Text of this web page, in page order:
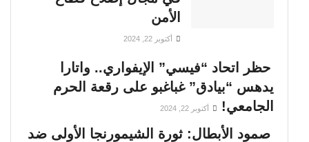
الأمن
أكتوبر 22, 2024
حظر اتحاد “فيسي” الإيفواري.. واتارا
يدهس “بيادق” غباغبو على رقعة الحرم
الجامعي!
أكتوبر 22, 2024
صمود الأبطال: ثورة الشيمورنجا الأولى ضد